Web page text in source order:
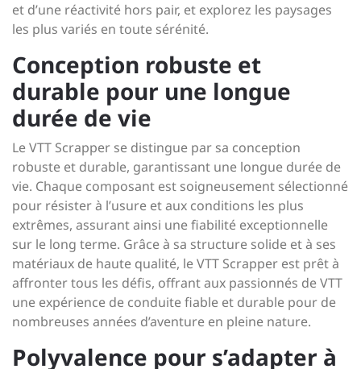
et d’une réactivité hors pair, et explorez les paysages
les plus variés en toute sérénité.
Conception robuste et
durable pour une longue
durée de vie
Le VTT Scrapper se distingue par sa conception
robuste et durable, garantissant une longue durée de
vie. Chaque composant est soigneusement sélectionné
pour résister à l’usure et aux conditions les plus
extrêmes, assurant ainsi une fiabilité exceptionnelle
sur le long terme. Grâce à sa structure solide et à ses
matériaux de haute qualité, le VTT Scrapper est prêt à
affronter tous les défis, offrant aux passionnés de VTT
une expérience de conduite fiable et durable pour de
nombreuses années d’aventure en pleine nature.
Polyvalence pour s’adapter à